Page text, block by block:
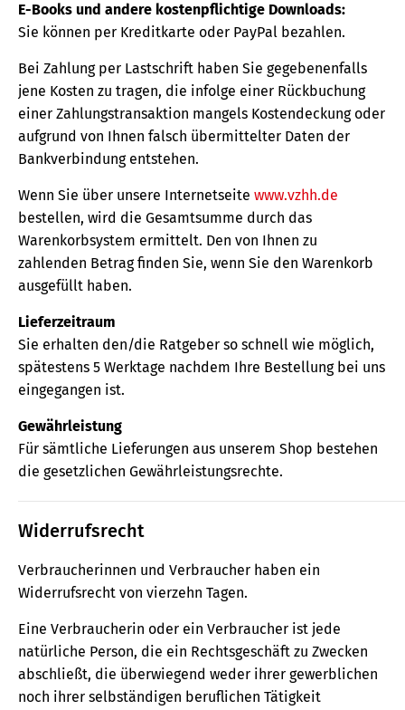
E-Books und andere kostenpflichtige Downloads:
Sie können per Kreditkarte oder PayPal bezahlen.
Bei Zahlung per Lastschrift haben Sie gegebenenfalls
jene Kosten zu tragen, die infolge einer Rückbuchung
einer Zahlungstransaktion mangels Kostendeckung oder
aufgrund von Ihnen falsch übermittelter Daten der
Bankverbindung entstehen.
Wenn Sie über unsere Internetseite www.vzhh.de
bestellen, wird die Gesamtsumme durch das
Warenkorbsystem ermittelt. Den von Ihnen zu
zahlenden Betrag finden Sie, wenn Sie den Warenkorb
ausgefüllt haben.
Lieferzeitraum
Sie erhalten den/die Ratgeber so schnell wie möglich,
spätestens 5 Werktage nachdem Ihre Bestellung bei uns
eingegangen ist.
Gewährleistung
Für sämtliche Lieferungen aus unserem Shop bestehen
die gesetzlichen Gewährleistungsrechte.
Widerrufsrecht
Verbraucherinnen und Verbraucher haben ein
Widerrufsrecht von vierzehn Tagen.
Eine Verbraucherin oder ein Verbraucher ist jede
natürliche Person, die ein Rechtsgeschäft zu Zwecken
abschließt, die überwiegend weder ihrer gewerblichen
noch ihrer selbständigen beruflichen Tätigkeit